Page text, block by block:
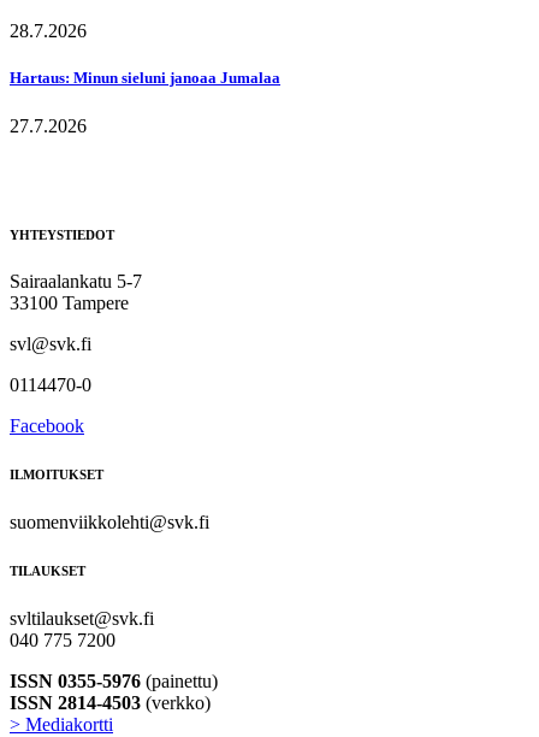
28.7.2026
Hartaus: Minun sieluni janoaa Jumalaa
27.7.2026
YHTEYSTIEDOT
Sairaalankatu 5-7
33100 Tampere
svl@svk.fi
0114470-0
Facebook
ILMOITUKSET
suomenviikkolehti@svk.fi
TILAUKSET
svltilaukset@svk.fi
040 775 7200
ISSN 0355-5976 (painettu)
ISSN 2814-4503 (verkko)
> Mediakortti